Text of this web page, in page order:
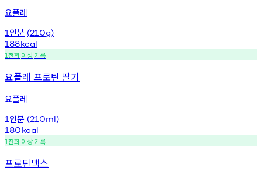
요플레
1 인분 (210g)
188kcal
1천회 이상기록
요플레 프로틴 딸기
요플레
1 인분 (210ml)
180kcal
1천회 이상기록
프로틴맥스